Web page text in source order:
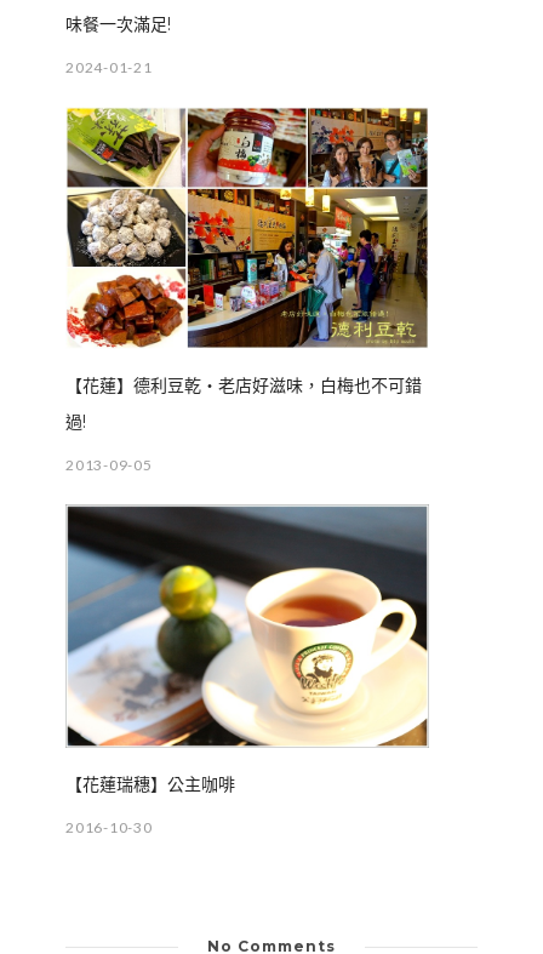
味餐一次滿足!
2024-01-21
【花蓮】德利豆乾‧老店好滋味，白梅也不可錯
過!
2013-09-05
【花蓮瑞穗】公主咖啡
2016-10-30
No Comments